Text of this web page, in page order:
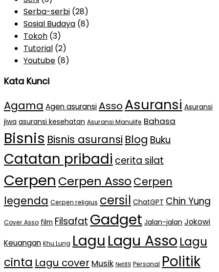
Serba-serbi (28)
Sosial Budaya (8)
Tokoh (3)
Tutorial (2)
Youtube (8)
Kata Kunci
Agama Agen asuransiAsso Asuransi Asuransi
jiwa asuransi kesehatan Asuransi Manulife Bahasa
Bisnis Bisnis asuransi Blog Buku
Catatan pribadi cerita silat
Cerpen Cerpen AssoCerpen
legenda Cerpen religius cersil ChatGPT Chin Yung
Cover Asso film Filsafat Gadget Jalan-jalan Jokowi
Keuangan Khu Lung Lagu Lagu Asso Lagu
cinta Lagu cover Musik Net89 Personal Politik